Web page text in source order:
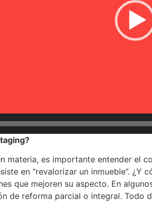
materia, es importante entender el
en “revalorizar un inmueble”. ¿Y
que mejoren su aspecto. En
de reforma parcial o integral. Todo